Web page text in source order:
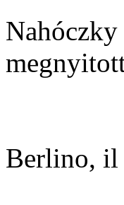
Berlino, il